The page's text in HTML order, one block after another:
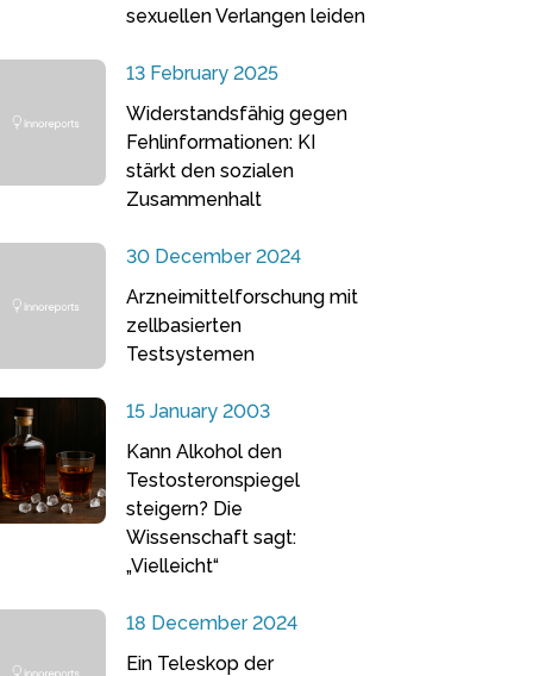
sexuellen Verlangen leiden
13 February 2025
Widerstandsfähig gegen
Fehlinformationen: KI
stärkt den sozialen
Zusammenhalt
30 December 2024
Arzneimittelforschung mit
zellbasierten
Testsystemen
15 January 2003
Kann Alkohol den
Testosteronspiegel
steigern? Die
Wissenschaft sagt:
„Vielleicht“
18 December 2024
Ein Teleskop der